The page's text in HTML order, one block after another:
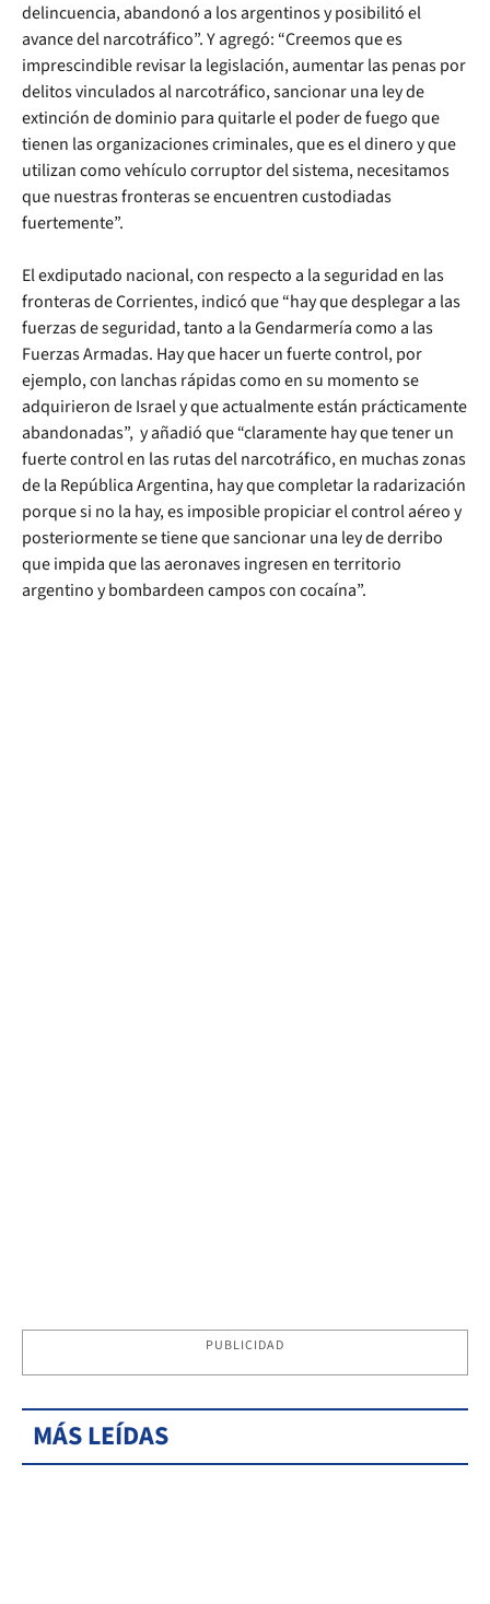
delincuencia, abandonó a los argentinos y posibilitó el
avance del narcotráfico”. Y agregó: “Creemos que es
imprescindible revisar la legislación, aumentar las penas por
delitos vinculados al narcotráfico, sancionar una ley de
extinción de dominio para quitarle el poder de fuego que
tienen las organizaciones criminales, que es el dinero y que
utilizan como vehículo corruptor del sistema, necesitamos
que nuestras fronteras se encuentren custodiadas
fuertemente”.
El exdiputado nacional, con respecto a la seguridad en las
fronteras de Corrientes, indicó que “hay que desplegar a las
fuerzas de seguridad, tanto a la Gendarmería como a las
Fuerzas Armadas. Hay que hacer un fuerte control, por
ejemplo, con lanchas rápidas como en su momento se
adquirieron de Israel y que actualmente están prácticamente
abandonadas”, y añadió que “claramente hay que tener un
fuerte control en las rutas del narcotráfico, en muchas zonas
de la República Argentina, hay que completar la radarización
porque si no la hay, es imposible propiciar el control aéreo y
posteriormente se tiene que sancionar una ley de derribo
que impida que las aeronaves ingresen en territorio
argentino y bombardeen campos con cocaína”.
PUBLICIDAD
MÁS LEÍDAS